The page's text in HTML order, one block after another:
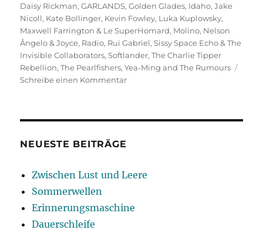
Daisy Rickman,GARLANDS,Golden Glades, Idaho,Jake
Nicoll, Kate Bollinger, Kevin Fowley, Luka Kuplowsky,
Maxwell Farrington & Le SuperHomard, Molino, Nelson
Ângelo & Joyce, Radio, Rui Gabriel,Sissy Space Echo & The
Invisible Collaborators,Softlander,The Charlie Tipper
Rebellion,The Pearlfishers,Yea-Ming and The Rumours
Schreibe einen Kommentarzu
NEUESTE BEITRÄGE
Zwischen Lust und Leere
Sommerwellen
Erinnerungsmaschine
Dauerschleife